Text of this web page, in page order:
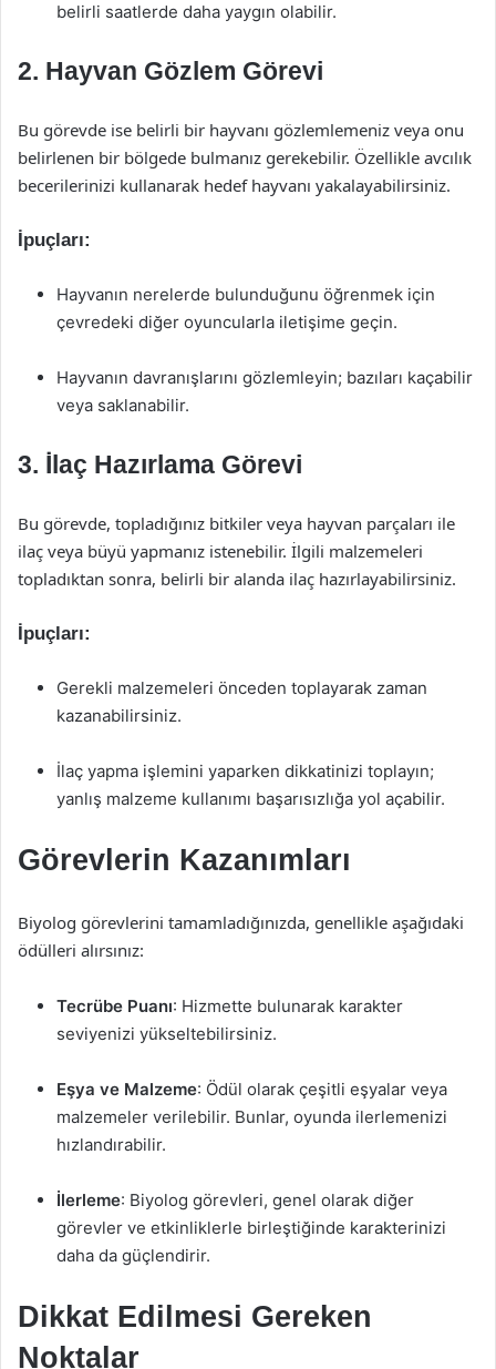
belirli saatlerde daha yaygın olabilir.
2. Hayvan Gözlem Görevi
Bu görevde ise belirli bir hayvanı gözlemlemeniz veya onu
belirlenen bir bölgede bulmanız gerekebilir. Özellikle avcılık
becerilerinizi kullanarak hedef hayvanı yakalayabilirsiniz.
İpuçları:
Hayvanın nerelerde bulunduğunu öğrenmek için
çevredeki diğer oyuncularla iletişime geçin.
Hayvanın davranışlarını gözlemleyin; bazıları kaçabilir
veya saklanabilir.
3. İlaç Hazırlama Görevi
Bu görevde, topladığınız bitkiler veya hayvan parçaları ile
ilaç veya büyü yapmanız istenebilir. İlgili malzemeleri
topladıktan sonra, belirli bir alanda ilaç hazırlayabilirsiniz.
İpuçları:
Gerekli malzemeleri önceden toplayarak zaman
kazanabilirsiniz.
İlaç yapma işlemini yaparken dikkatinizi toplayın;
yanlış malzeme kullanımı başarısızlığa yol açabilir.
Görevlerin Kazanımları
Biyolog görevlerini tamamladığınızda, genellikle aşağıdaki
ödülleri alırsınız:
Tecrübe Puanı: Hizmette bulunarak karakter
seviyenizi yükseltebilirsiniz.
Eşya ve Malzeme: Ödül olarak çeşitli eşyalar veya
malzemeler verilebilir. Bunlar, oyunda ilerlemenizi
hızlandırabilir.
İlerleme: Biyolog görevleri, genel olarak diğer
görevler ve etkinliklerle birleştiğinde karakterinizi
daha da güçlendirir.
Dikkat Edilmesi Gereken
Noktalar